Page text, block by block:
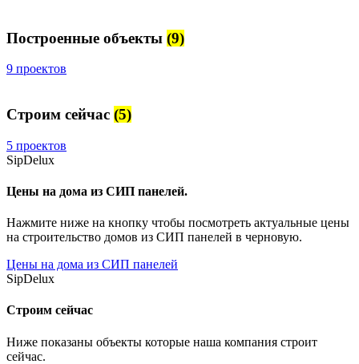
Построенные объекты (9)
9 проектов
Строим сейчас (5)
5 проектов
SipDelux
Цены на дома из СИП панелей.
Нажмите ниже на кнопку чтобы посмотреть актуальные цены
на строительство домов из СИП панелей в черновую.
Цены на дома из СИП панелей
SipDelux
Строим сейчас
Ниже показаны объекты которые наша компания строит
сейчас.